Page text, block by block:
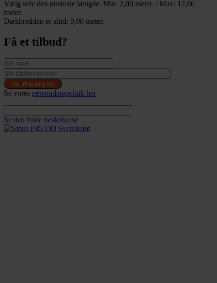
Vælg selv den ønskede længde. Min: 2,00 meter. / Max: 12,00
meter.
Dækbredden er altid: 0,90 meter.
Få et tilbud?
Se vores persondatapolitik her
Se den fulde beskrivelse